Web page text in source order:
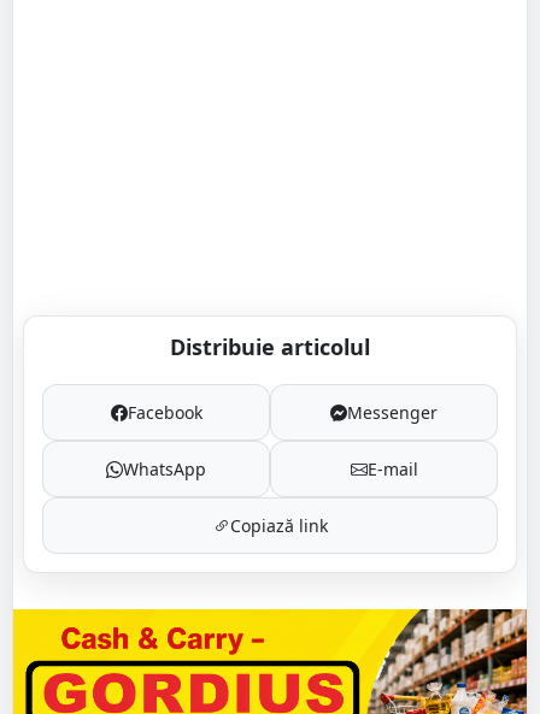
Distribuie articolul
Facebook Messenger
WhatsApp E-mail
Copiază link